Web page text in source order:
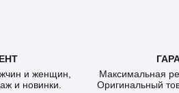
и женщин,
и новинки.
Максимальная
Оригинальный